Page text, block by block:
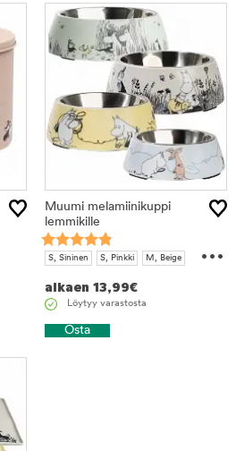
Muumi melamiinikuppi
lemmikille
S, Sininen S, Pinkki
M, Beige
...
alkaen 13,99€
Löytyy varastosta
Osta